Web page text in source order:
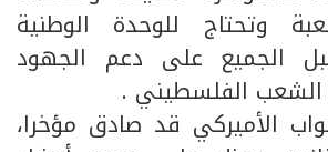
وتحتاج للوحدة الوطنية
الجميع على دعم الجهود
الشعب الفلسطيني .
الأميركي قد صادق مؤخرا،